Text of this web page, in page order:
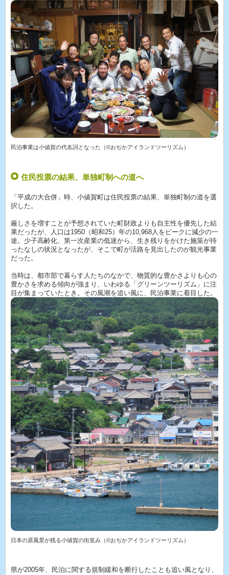
民泊事業は小値賀の代名詞となった（©おぢかアイランドツーリズム）
住民投票の結果、単独町制への道へ
「平成の大合併」時、小値賀町は住民投票の結果、単独町制の道を選
択した。
厳しさを増すことが予想されていた町財政よりも自主性を優先した結
果だったが、人口は1950（昭和25）年の10,968人をピークに減少の一
途。少子高齢化、第一次産業の低迷から、生き残りをかけた施策が待
ったなしの状況となったが、そこで町が活路を見出したのが観光事業
だった。
当時は、都市部で暮らす人たちのなかで、物質的な豊かさよりも心の
豊かさを求める傾向が強まり、いわゆる「グリーンツーリズム」に注
目が集まっていたとき。その風潮を追い風に、民泊事業に着目した。
日本の原風景が残る小値賀の街並み（©おぢかアイランドツーリズム）
県が2005年、民泊に関する規制緩和を断行したことも追い風となり、